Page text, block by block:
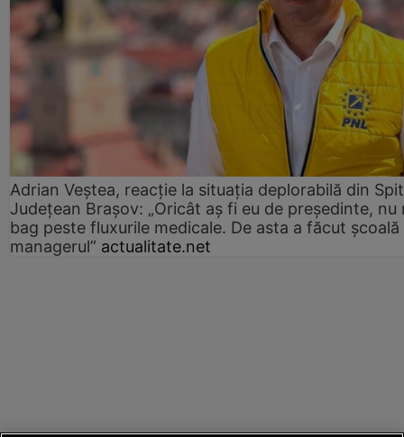
Adrian Veștea, reacție la situația deplorabilă din
Județean Brașov: „Oricât aș fi eu de președinte, nu
bag peste fluxurile medicale. De asta a făcut școală
managerul” actualitate.net